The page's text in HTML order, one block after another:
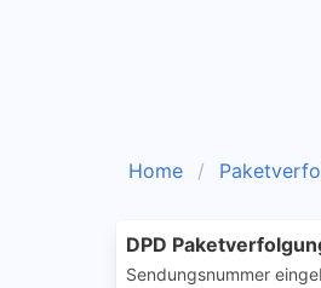
Home
DPD
Sendungsnummer